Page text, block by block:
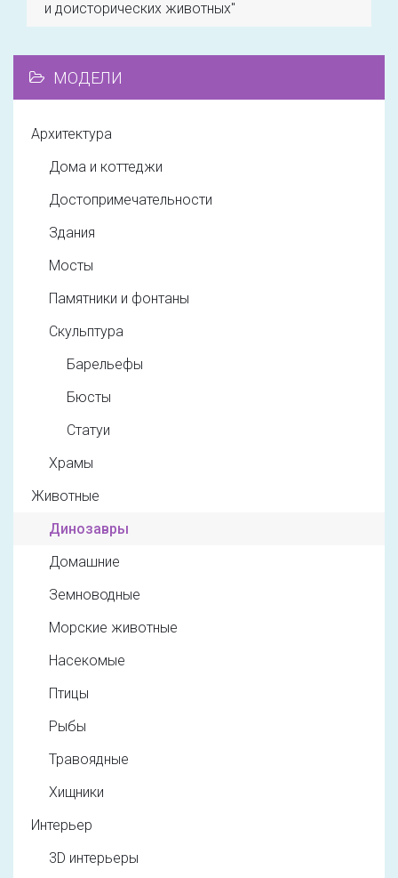
и доисторических животных"
МОДЕЛИ
Архитектура
Дома и коттеджи
Достопримечательности
Здания
Мосты
Памятники и фонтаны
Скульптура
Барельефы
Бюсты
Статуи
Храмы
Животные
Динозавры
Домашние
Земноводные
Морские животные
Насекомые
Птицы
Рыбы
Травоядные
Хищники
Интерьер
3D интерьеры